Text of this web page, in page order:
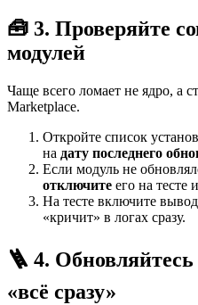
🧰 3. Проверяйте
модулей
Чаще всего ломает не ядро, а
Marketplace.
Откройте список
на дату последнего
Если модуль не
отключите его на тесте
На тесте включите
«кричит» в логах сразу.
🪜 4.
«всё сразу»